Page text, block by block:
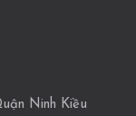
Ninh Kiều